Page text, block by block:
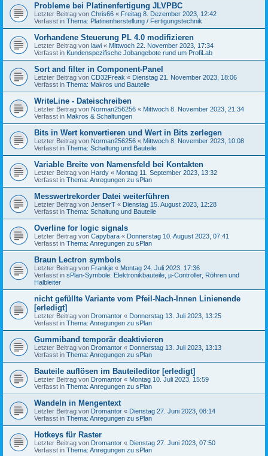
Probleme bei Platinenfertigung JLVPBC
Letzter Beitrag von Chris66 « Freitag 8. Dezember 2023, 12:42
Verfasst in Thema: Platinenherstellung / Fertigungstechnik
Vorhandene Steuerung PL 4.0 modifizieren
Letzter Beitrag von lawi « Mittwoch 22. November 2023, 17:34
Verfasst in Kundenspezifische Jobangebote rund um ProfiLab
Sort and filter in Component-Panel
Letzter Beitrag von CD32Freak « Dienstag 21. November 2023, 18:06
Verfasst in Thema: Makros und Bauteile
WriteLine - Dateischreiben
Letzter Beitrag von Norman256256 « Mittwoch 8. November 2023, 21:34
Verfasst in Makros & Schaltungen
Bits in Wert konvertieren und Wert in Bits zerlegen
Letzter Beitrag von Norman256256 « Mittwoch 8. November 2023, 10:08
Verfasst in Thema: Schaltung und Bauteile
Variable Breite von Namensfeld bei Kontakten
Letzter Beitrag von Hardy « Montag 11. September 2023, 13:32
Verfasst in Thema: Anregungen zu sPlan
Messwertrekorder Datei weiterführen
Letzter Beitrag von JenserT « Dienstag 15. August 2023, 12:28
Verfasst in Thema: Schaltung und Bauteile
Overline for logic signals
Letzter Beitrag von Capybara « Donnerstag 10. August 2023, 07:41
Verfasst in Thema: Anregungen zu sPlan
Braun Lectron symbols
Letzter Beitrag von Frankje « Montag 24. Juli 2023, 17:36
Verfasst in sPlan-Symbole: Elektronikbauteile, µ-Controller, Röhren und
Halbleiter
nicht gefüllte Variante vom Pfeil-Nach-Innen Linienende
[erledigt]
Letzter Beitrag von Dromantor « Donnerstag 13. Juli 2023, 13:25
Verfasst in Thema: Anregungen zu sPlan
Gummiband temporär deaktivieren
Letzter Beitrag von Dromantor « Donnerstag 13. Juli 2023, 13:13
Verfasst in Thema: Anregungen zu sPlan
Bauteile auflösen im Bauteileditor [erledigt]
Letzter Beitrag von Dromantor « Montag 10. Juli 2023, 15:59
Verfasst in Thema: Anregungen zu sPlan
Wandeln in Mengentext
Letzter Beitrag von Dromantor « Dienstag 27. Juni 2023, 08:14
Verfasst in Thema: Anregungen zu sPlan
Hotkeys für Raster
Letzter Beitrag von Dromantor « Dienstag 27. Juni 2023, 07:50
Verfasst in Thema: Anregungen zu sPlan